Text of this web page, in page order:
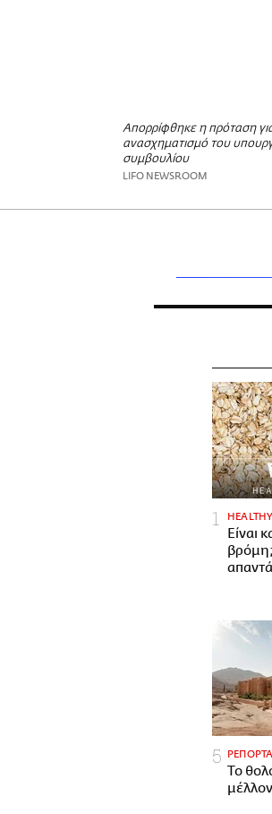
Απορρίφθηκε η πρόταση
ανασχηματισμό του
συμβουλίου
LIFO NEWSROOM
Είναι
απαντά
Το